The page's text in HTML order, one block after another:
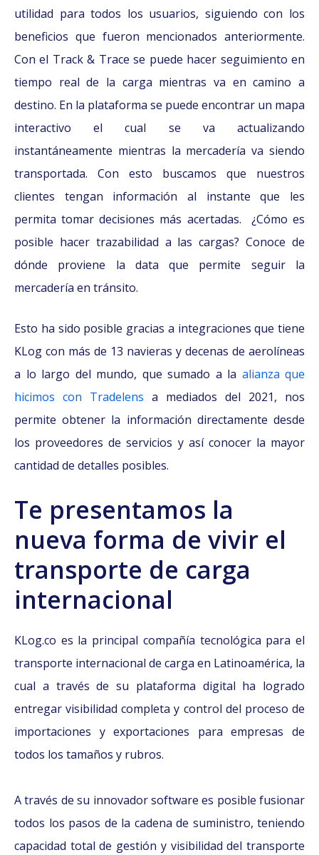
utilidad para todos los usuarios, siguiendo con los
beneficios que fueron mencionados anteriormente.
Con el Track & Trace se puede hacer seguimiento en
tiempo real de la carga mientras va en camino a
destino. En la plataforma se puede encontrar un mapa
interactivo el cual se va actualizando
instantáneamente mientras la mercadería va siendo
transportada. Con esto buscamos que nuestros
clientes tengan información al instante que les
permita tomar decisiones más acertadas. ¿Cómo es
posible hacer trazabilidad a las cargas? Conoce de
dónde proviene la data que permite seguir la
mercadería en tránsito.
Esto ha sido posible gracias a integraciones que tiene
KLog con más de 13 navieras y decenas de aerolíneas
a lo largo del mundo, que sumado a la alianza que
hicimos con Tradelens a mediados del 2021, nos
permite obtener la información directamente desde
los proveedores de servicios y así conocer la mayor
cantidad de detalles posibles.
Te presentamos la
nueva forma de vivir el
transporte de carga
internacional
KLog.co es la principal compañía tecnológica para el
transporte internacional de carga en Latinoamérica, la
cual a través de su plataforma digital ha logrado
entregar visibilidad completa y control del proceso de
importaciones y exportaciones para empresas de
todos los tamaños y rubros.
A través de su innovador software es posible fusionar
todos los pasos de la cadena de suministro, teniendo
capacidad total de gestión y visibilidad del transporte